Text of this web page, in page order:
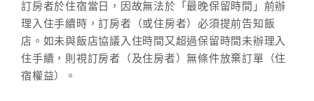
訂房者於住宿當日，因故無法於「最晚保留時間」前辦
理入住手續時，訂房者（或住房者）必須提前告知飯
店。如未與飯店協議入住時間又超過保留時間未辦理入
住手續，則視訂房者（及住房者）無條件放棄訂單（住
宿權益）。